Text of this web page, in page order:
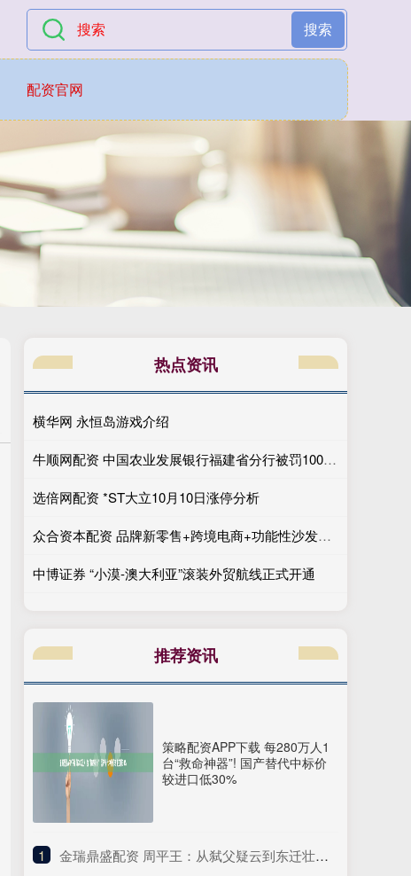
搜索
配资官网
热点资讯
横华网 永恒岛游戏介绍
牛顺网配资 中国农业发展银行福建省分行被罚100万元：违反金融统计相关规定
选倍网配资 *ST大立10月10日涨停分析
众合资本配资 品牌新零售+跨境电商+功能性沙发+非美市场, 4天3板! 还有机会吗?
中博证券 “小漠-澳大利亚”滚装外贸航线正式开通
推荐资讯
策略配资APP下载 每280万人1
台“救命神器”! 国产替代中标价
较进口低30%
1 ​金瑞鼎盛配资 周平王：从弑父疑云到东迁壮举，他如何重塑历史？_诸侯_周幽王_西周